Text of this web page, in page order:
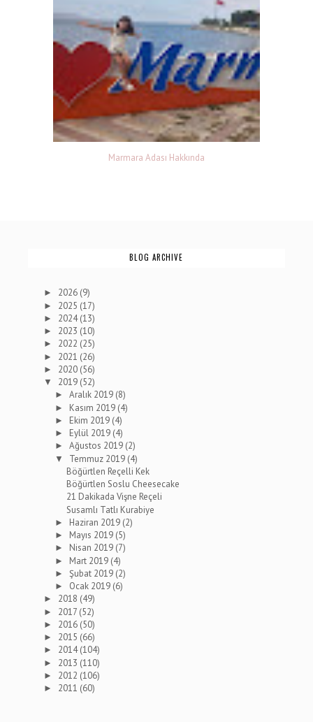
Marmara Adası Hakkında
BLOG ARCHIVE
► 2026 (9)
► 2025 (17)
► 2024(13)
► 2023 (10)
► 2022 (25)
► 2021 (26)
► 2020 (56)
▼ 2019 (52)
►Aralık 2019 (8)
► Kasım 2019 (4)
► Ekim 2019 (4)
► Eylül 2019 (4)
►Ağustos 2019 (2)
▼ Temmuz 2019 (4)
Böğürtlen Reçelli Kek
Böğürtlen Soslu Cheesecake
21 Dakikada Vişne Reçeli
Susamlı Tatlı Kurabiye
► Haziran 2019 (2)
► Mayıs 2019 (5)
► Nisan 2019 (7)
► Mart 2019 (4)
► Şubat 2019 (2)
► Ocak 2019 (6)
► 2018 (49)
► 2017 (52)
► 2016 (50)
► 2015 (66)
► 2014(104)
► 2013 (110)
► 2012 (106)
► 2011 (60)